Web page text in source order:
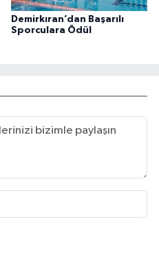
Demirkıran’dan Başarılı
Sporculara Ödül